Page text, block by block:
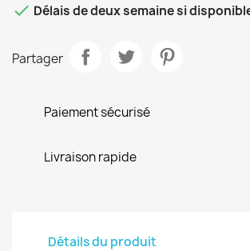
 Délais de deux semaine si
Partager
Paiement sécurisé
Livraison rapide
Détails du produit